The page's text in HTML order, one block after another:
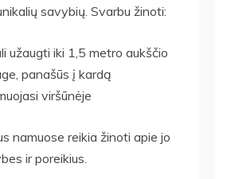
savybių. Svarbu žinoti:
užaugti iki 1,5 metro aukščio
panašūs į kardą
viršūnėje
namuose reikia žinoti apie jo
ir poreikius.